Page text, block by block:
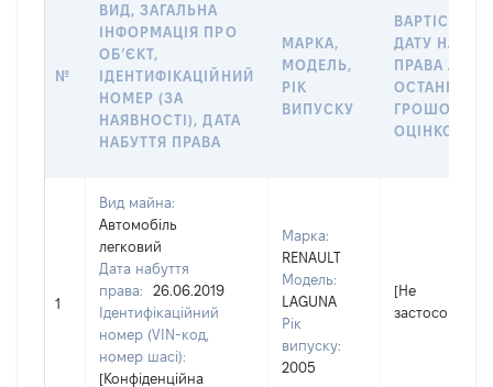
№
ВИД, ЗАГАЛЬНА
ІНФОРМАЦІЯ ПРО
ОБʼЄКТ,
ІДЕНТИФІКАЦІЙНИЙ
НОМЕР (ЗА
НАЯВНОСТІ), ДАТА
НАБУТТЯ ПРАВА
МАРКА,
МОДЕЛЬ,
РІК
ВИПУСКУ
ВАРТІСТЬ НА
ДАТУ
ПРАВА АБО
ГРОШОВОЮ
ОЦІНКОЮ,
1
Вид майна:
Автомобіль
легковий
Дата набуття
права:
26.06.2019
Ідентифікаційний
номер (VIN-код,
номер шасі):
[Конфіденційна
Марка:
RENAULT
Модель:
LAGUNA
Рік
випуску:
2005
[Не